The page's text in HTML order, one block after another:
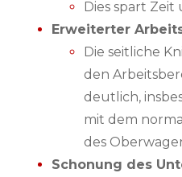
Dies spart Zeit
Erweiterter
Die seitliche
den
deutlich,
mit dem
des
Schonung des